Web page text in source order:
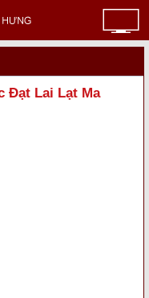
Đạt Lai Lạt Ma